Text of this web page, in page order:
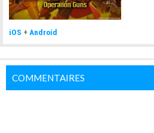
iOS + Android
COMMENTAIRES